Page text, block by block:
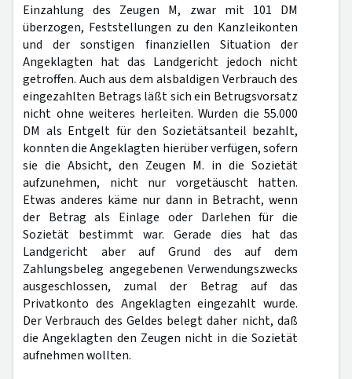
Einzahlung des Zeugen M, zwar mit 101 DM
überzogen, Feststellungen zu den Kanzleikonten
und der sonstigen finanziellen Situation der
Angeklagten hat das Landgericht jedoch nicht
getroffen. Auch aus dem alsbaldigen Verbrauch des
eingezahlten Betrags läßt sich ein Betrugsvorsatz
nicht ohne weiteres herleiten. Wurden die 55.000
DM als Entgelt für den Sozietätsanteil bezahlt,
konnten die Angeklagten hierüber verfügen, sofern
sie die Absicht, den Zeugen M. in die Sozietät
aufzunehmen, nicht nur vorgetäuscht hatten.
Etwas anderes käme nur dann in Betracht, wenn
der Betrag als Einlage oder Darlehen für die
Sozietät bestimmt war. Gerade dies hat das
Landgericht aber auf Grund des auf dem
Zahlungsbeleg angegebenen Verwendungszwecks
ausgeschlossen, zumal der Betrag auf das
Privatkonto des Angeklagten eingezahlt wurde.
Der Verbrauch des Geldes belegt daher nicht, daß
die Angeklagten den Zeugen nicht in die Sozietät
aufnehmen wollten.